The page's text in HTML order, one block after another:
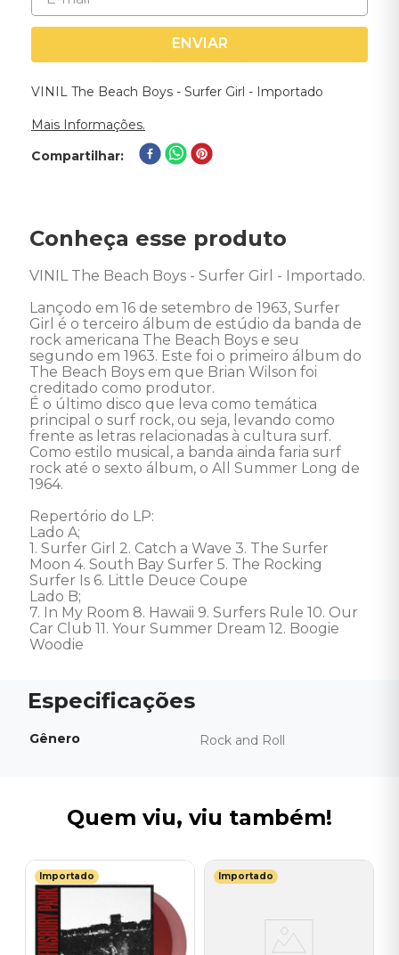
ENVIAR
VINIL The Beach Boys - Surfer Girl - Importado
Mais Informações.
Compartilhar
Conheça esse produto
VINIL The Beach Boys - Surfer Girl - Importado.
Lançodo em 16 de setembro de 1963, Surfer
Girl é o terceiro álbum de estúdio da banda de
rock americana The Beach Boys e seu
segundo em 1963. Este foi o primeiro álbum do
The Beach Boys em que Brian Wilson foi
creditado como produtor.
É o último disco que leva como temática
principal o surf rock, ou seja, levando como
frente as letras relacionadas à cultura surf.
Como estilo musical, a banda ainda faria surf
rock até o sexto álbum, o All Summer Long de
1964.
Repertório do LP:
Lado A;
1. Surfer Girl 2. Catch a Wave 3. The Surfer
Moon 4. South Bay Surfer 5. The Rocking
Surfer Is 6. Little Deuce Coupe
Lado B;
7. In My Room 8. Hawaii 9. Surfers Rule 10. Our
Car Club 11. Your Summer Dream 12. Boogie
Woodie
Gênero Rock and Roll
Quem viu, viu também!
Importado Importado